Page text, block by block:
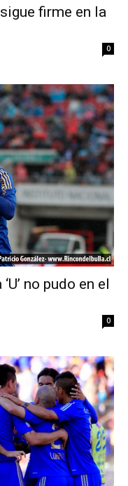
firme en la
0
no pudo en el
0